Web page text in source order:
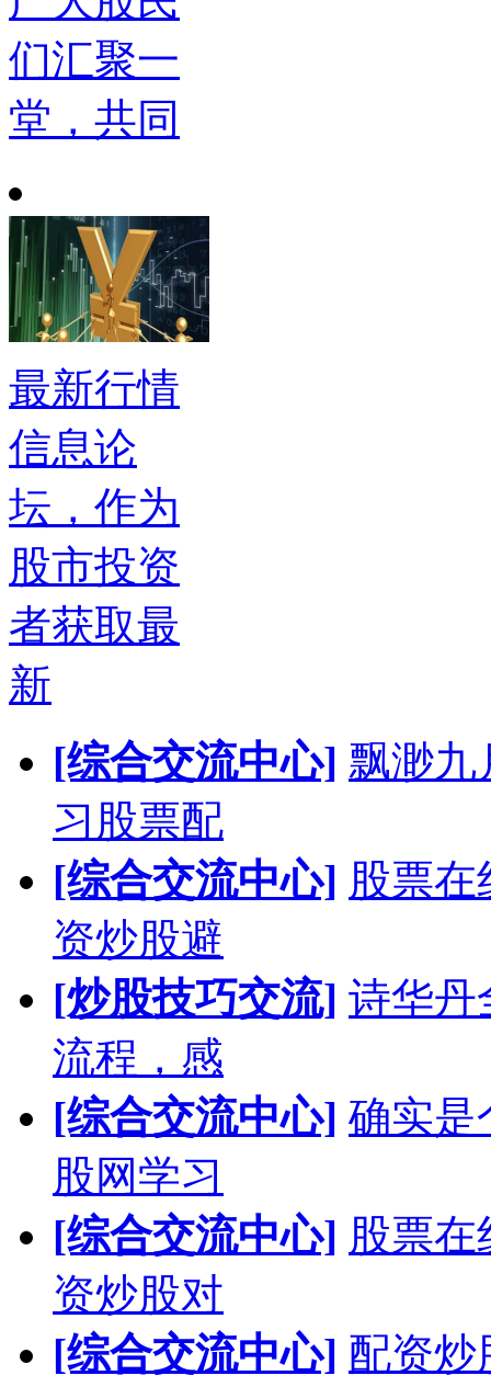
们汇聚一
堂，共同
最新行情
信息论
坛，作为
股市投资
者获取最
新
[综合交流中心] 飘渺九
习股票配
[综合交流中心] 股票
资炒股避
[炒股技巧交流] 诗华丹
流程，感
[综合交流中心] 确实是
股网学习
[综合交流中心] 股票
资炒股对
[综合交流中心] 配资炒